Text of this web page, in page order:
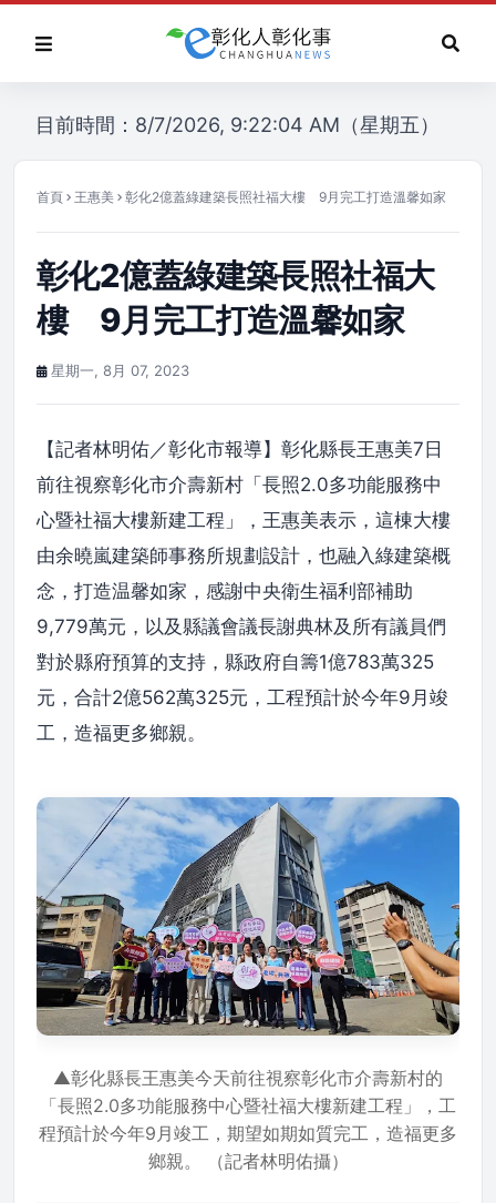
目前時間：8/7/2026, 9:22:04 AM（星期五）
首頁 王惠美 彰化2億蓋綠建築長照社福大樓 9月完工打造溫馨如家
彰化2億蓋綠建築長照社福大
樓 9月完工打造溫馨如家
星期一, 8月 07, 2023
【記者林明佑／彰化市報導】彰化縣長王惠美7日
前往視察彰化市介壽新村「長照2.0多功能服務中
心暨社福大樓新建工程」，王惠美表示，這棟大樓
由余曉嵐建築師事務所規劃設計，也融入綠建築概
念，打造温馨如家，感謝中央衛生福利部補助
9,779萬元，以及縣議會議長謝典林及所有議員們
對於縣府預算的支持，縣政府自籌1億783萬325
元，合計2億562萬325元，工程預計於今年9月竣
工，造福更多鄉親。
▲彰化縣長王惠美今天前往視察彰化市介壽新村的
「長照2.0多功能服務中心暨社福大樓新建工程」，工
程預計於今年9月竣工，期望如期如質完工，造福更多
鄉親。 （記者林明佑攝）